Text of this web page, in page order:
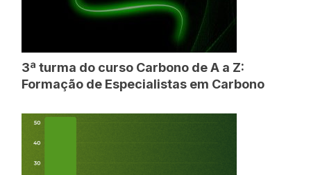
3ª turma do curso Carbono de A a Z:
Formação de Especialistas em Carbono